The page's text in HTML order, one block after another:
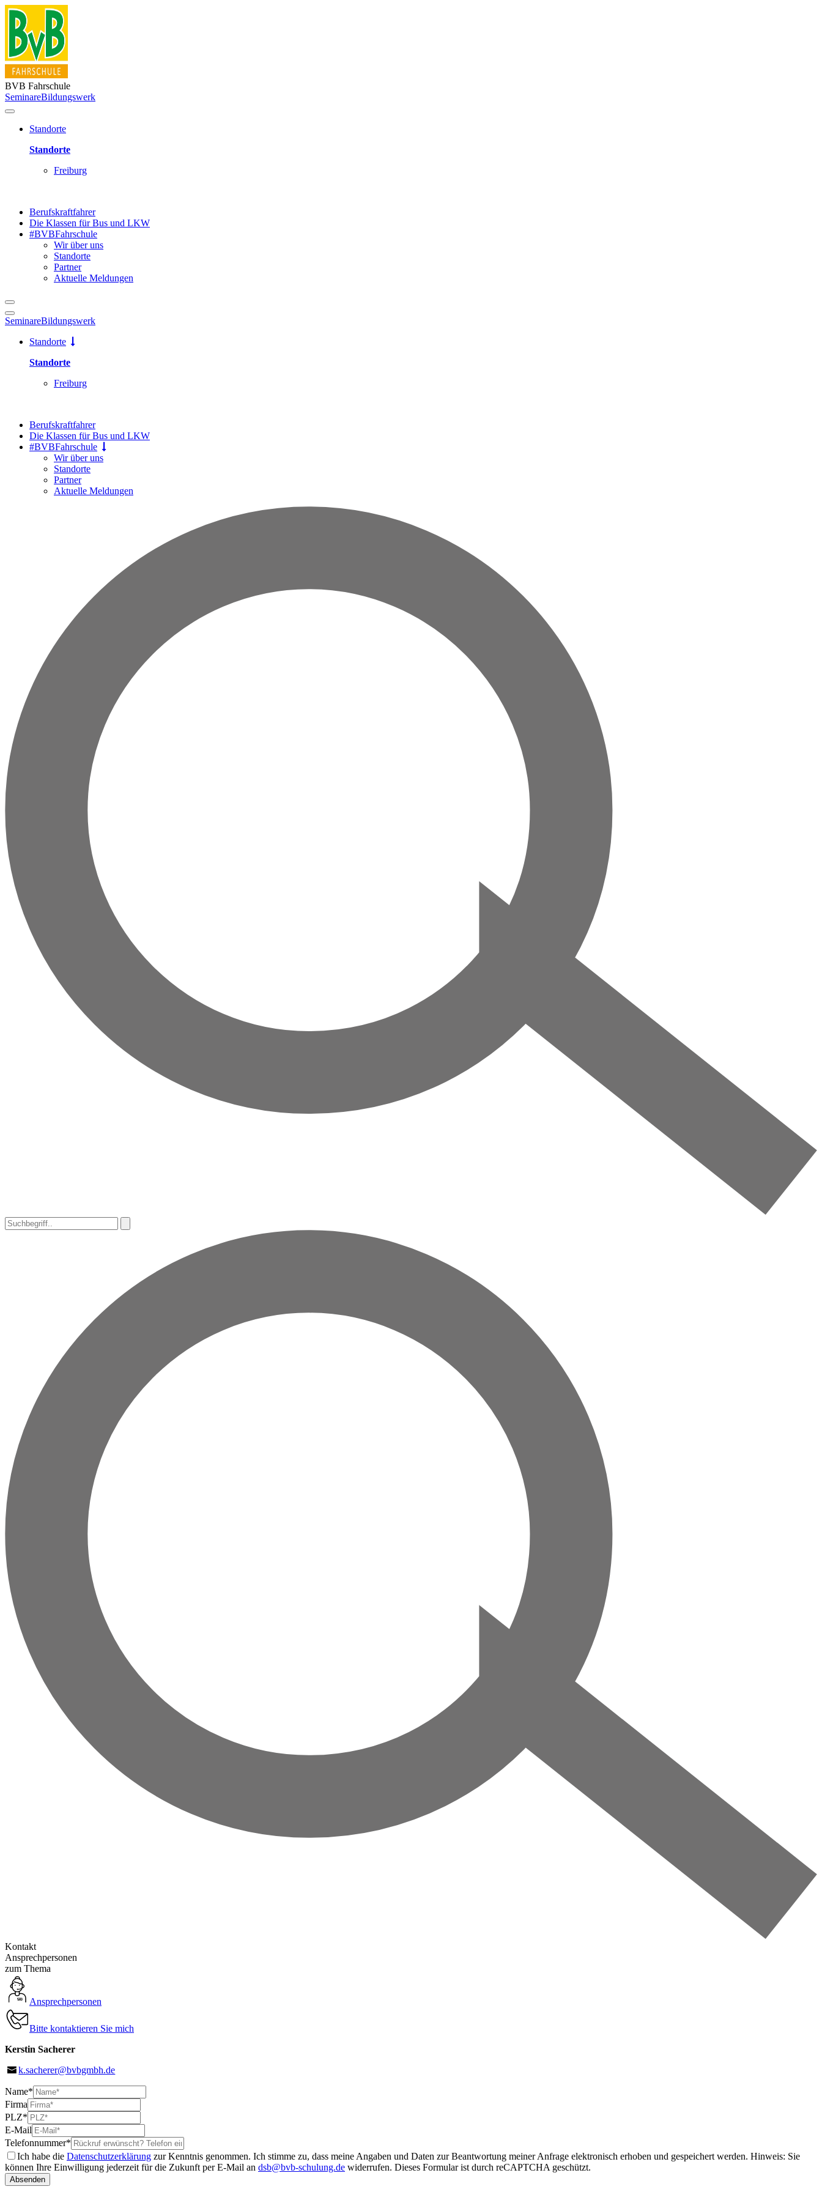
BVB Fahrschule
SeminareBildungswerk
Standorte
Standorte
Freiburg
Berufskraftfahrer
Die Klassen für Bus und LKW
#BVBFahrschule
Wir über uns
Standorte
Partner
Aktuelle Meldungen
SeminareBildungswerk
Standorte
Standorte
Freiburg
Berufskraftfahrer
Die Klassen für Bus und LKW
#BVBFahrschule
Wir über uns
Standorte
Partner
Aktuelle Meldungen
Kontakt
Ansprechpersonen
zum Thema
Ansprechpersonen
Bitte kontaktieren Sie mich
Kerstin Sacherer
k.sacherer@bvbgmbh.de
Name*
Firma
PLZ*
E-Mail
Telefonnummer*
Ich habe die Datenschutzerklärung zur Kenntnis genommen. Ich stimme zu, dass meine Angaben und Daten zur Beantwortung meiner Anfrage elektronisch erhoben und gespeichert werden. Hinweis: Sie
können Ihre Einwilligung jederzeit für die Zukunft per E-Mail an dsb@bvb-schulung.de widerrufen. Dieses Formular ist durch reCAPTCHA geschützt.